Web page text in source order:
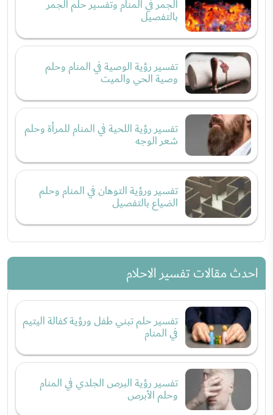
الجمر في المنام وتفسير حلم الجمر
بالتفصيل
تفسير رؤية الوصية في المنام وحلم
وصية الحي والميت
تفسير رؤية اللحية في المنام للمرأة وحلم
شعر الوجه
تفسير ورؤية التوهان في المنام وحلم
الضياع بالتفصيل
احدث مقالات تفسير الاحلام
تفسير حلم تبني طفل ورؤية كفالة اليتيم
في المنام
تفسير رؤية البرص الجلدي في المنام
وحلم الأبرص